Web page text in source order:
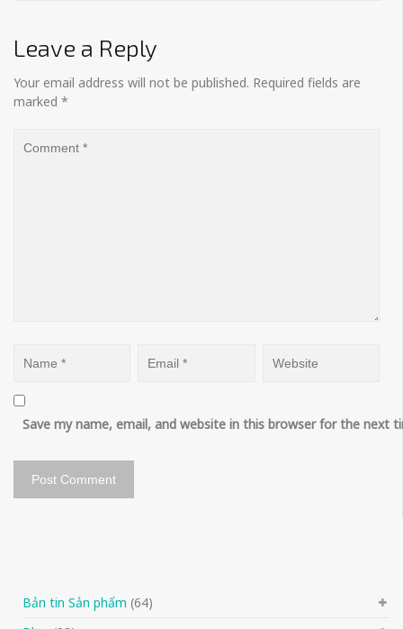
Leave a Reply
Your email address will not be published. Required fields are
marked *
Save my name, email, and website in this browser for the next
Bản tin Sản phẩm (64)